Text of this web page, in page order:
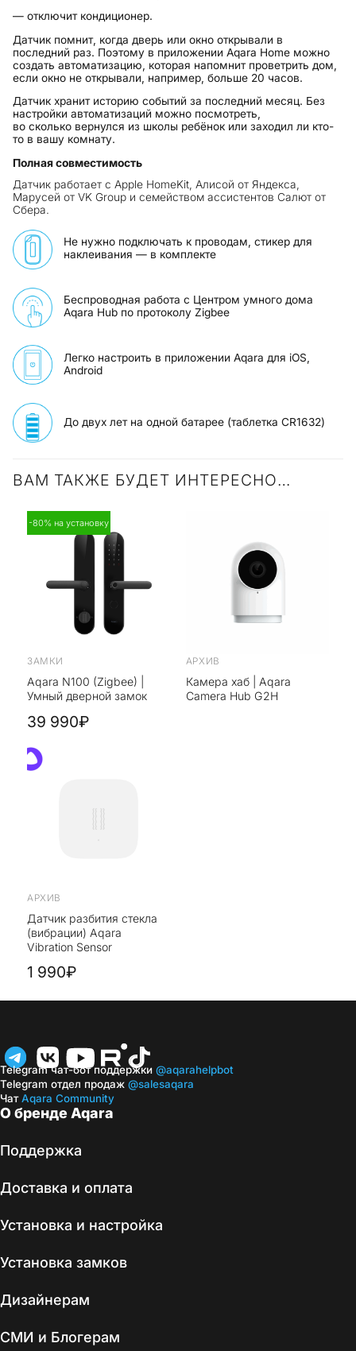
— отключит кондиционер.
Датчик помнит, когда дверь или окно открывали в
последний раз. Поэтому в приложении Aqara Home можно
создать автоматизацию, которая напомнит проветрить дом,
если окно не открывали, например, больше 20 часов.
Датчик хранит историю событий за последний месяц. Без
настройки автоматизаций можно посмотреть,
во сколько вернулся из школы ребёнок или заходил ли кто-
то в вашу комнату.
Полная совместимость
Датчик работает с Apple HomeKit, Алисой от Яндекса,
Марусей от VK Group и семейством ассистентов Салют от
Сбера.
Не нужно подключать к проводам, стикер для
наклеивания — в комплекте
Беспроводная работа с Центром умного дома
Aqara Hub по протоколу Zigbee
Легко настроить в приложении Aqara для iOS,
Android
До двух лет на одной батарее (таблетка CR1632)
ВАМ ТАКЖЕ БУДЕТ ИНТЕРЕСНО…
-80% на установку
ЗАМКИ
Aqara N100 (Zigbee) |
Умный дверной замок
39 990₽
АРХИВ
Камера хаб | Aqara
Camera Hub G2H
АРХИВ
Датчик разбития стекла
(вибрации) Aqara
Vibration Sensor
1 990₽
О бренде Aqara
Поддержка
Доставка и оплата
Установка и настройка
Установка замков
Дизайнерам
СМИ и Блогерам
Telegram чат-бот поддержки @aqarahelpbot
Telegram отдел продаж @salesaqara
ЧатAqara Community